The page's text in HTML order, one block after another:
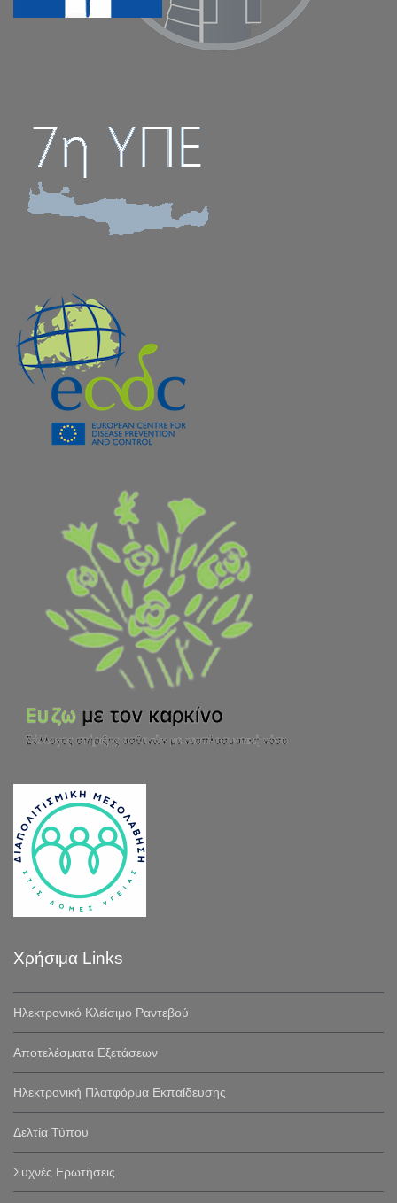
Χρήσιμα Links
Ηλεκτρονικό Κλείσιμο Ραντεβού
Αποτελέσματα Εξετάσεων
Ηλεκτρονική Πλατφόρμα Εκπαίδευσης
Δελτία Τύπου
Συχνές Ερωτήσεις